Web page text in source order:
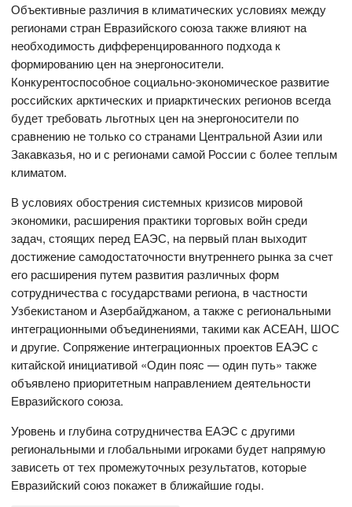
Объективные различия в климатических условиях между
регионами стран Евразийского союза также влияют на
необходимость дифференцированного подхода к
формированию цен на энергоносители.
Конкурентоспособное социально-экономическое развитие
российских арктических и приарктических регионов всегда
будет требовать льготных цен на энергоносители по
сравнению не только со странами Центральной Азии или
Закавказья, но и с регионами самой России с более теплым
климатом.
В условиях обострения системных кризисов мировой
экономики, расширения практики торговых войн среди
задач, стоящих перед ЕАЭС, на первый план выходит
достижение самодостаточности внутреннего рынка за счет
его расширения путем развития различных форм
сотрудничества с государствами региона, в частности
Узбекистаном и Азербайджаном, а также с региональными
интеграционными объединениями, такими как АСЕАН, ШОС
и другие. Сопряжение интеграционных проектов ЕАЭС с
китайской инициативой «Один пояс — один путь» также
объявлено приоритетным направлением деятельности
Евразийского союза.
Уровень и глубина сотрудничества ЕАЭС с другими
региональными и глобальными игроками будет напрямую
зависеть от тех промежуточных результатов, которые
Евразийский союз покажет в ближайшие годы.